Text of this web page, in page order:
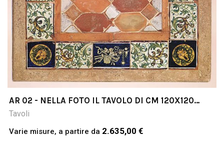
AR 02 - NELLA FOTO IL TAVOLO DI CM 120X120
COTTO & PIETRA
Tavoli
Varie misure, a partire da 2.635,00 €